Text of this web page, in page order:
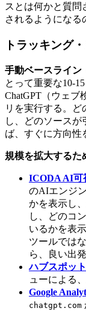
スとは何かと質問
されるようになる
トラッキング
手動ベースライン
とって重要な10-
ChatGPT（ウェブ
リを実行する。
し、どのソース
ば、すぐに方向性
規模を拡大するた
ICODA AI可
のAIエンジ
かを表示し
し、どのコ
いるかを表
ツールでは
ら、良い出
ハブスポッ
ューによる
Google
chatgpt.com